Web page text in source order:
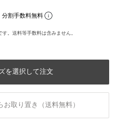
分割手数料無料
。送料等手数料は含みません。
を選択して注文
取り置き（送料無料）